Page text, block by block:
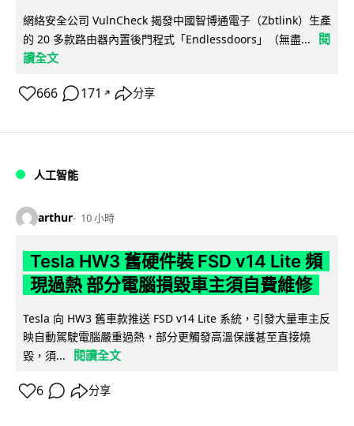
網絡安全公司 VulnCheck 揭發中國智博通電子（Zbtlink）生產
的 20 多款路由器內置後門程式「Endlessdoors」（無盡...
閱
讀全文
666 171 ↗ 分享
人工智能
arthur 10 小時
Tesla HW3 舊硬件裝 FSD v14 Lite 頻
現過熱 部分電腦損毀車主須自費維修
Tesla 向 HW3 舊車款推送 FSD v14 Lite 系統，引發大量車主反
映自動駕駛電腦嚴重過熱，部分更觸發高溫保護甚至直接燒
毀，須...
閱讀全文
6 分享